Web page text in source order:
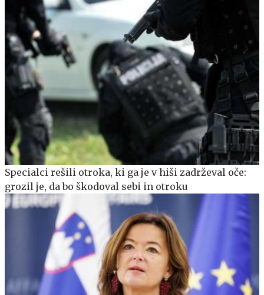
Specialci rešili otroka, ki ga je v hiši zadrževal oče:
grozil je, da bo škodoval sebi in otroku